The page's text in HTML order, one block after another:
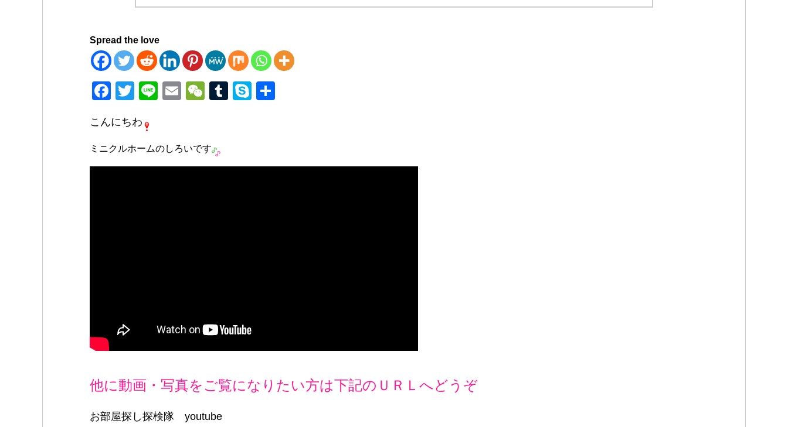
Spread the love
F
c
e
b
T
tt
er
Li
E
W
h
at
T
r
S
こんにちわ
ミニクルホームのしろいです
他に動画・写真をご覧になりたい方は下記のＵＲＬへどうぞ
お部屋探し探検隊 youtube